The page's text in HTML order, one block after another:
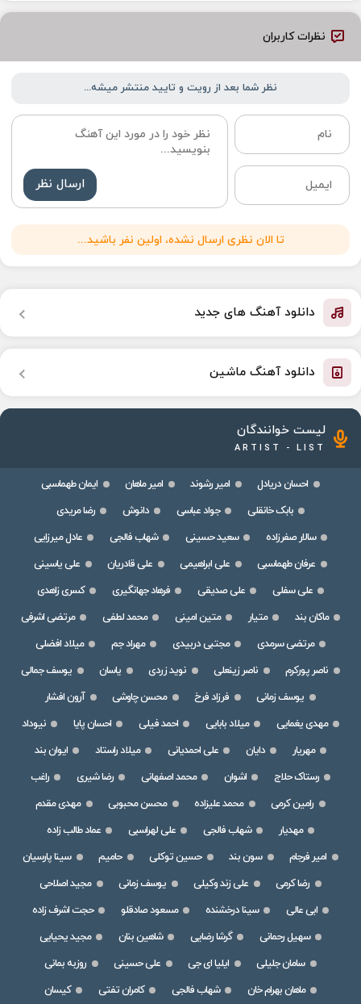
نظرات کاربران
نظر شما بعد از رویت و تایید منتشر میشه...
ارسال نظر
تا الان نظری ارسال نشده، اولین نفر باشید...
دانلود آهنگ های جدید
دانلود آهنگ ماشین
لیست خوانندگان
ARTIST - LIST
احسان دریادل امیر رشوند امیر ماهان
ایمان طهماسبی
بابک خانقلی
جواد عباسی دانوش
رضا مریدی
سالار صفرزاده
سعید حسینی شهاب فالجی
عادل میرزایی
عرفان طهماسبی
علی ابراهیمی علی قادریان
علی یاسینی
علی سفلی
علی صدیقی فرهاد جهانگیری
کسری زاهدی
ماکان بند
متیار متین امینی محمد لطفی
مرتضی اشرفی
مرتضی سرمدی
مجتبی دربیدی مهراد جم
میلاد افضلی
ناصر پورکرم
ناصر زینعلی نوید زردی یاسان
یوسف جمالی
یوسف زمانی
فرزاد فرخ محسن چاوشی
آرون افشار
مهدی یغمایی
میلاد بابایی احمد فیلی احسان پایا
نیوداد
مهریار
دایان علی احمدیانی میلاد راستاد
ایوان بند
رستاک حلاج
اشوان محمد اصفهانی رضا شیری
راغب
رامین کرمی
محمد علیزاده محسن محبوبی
مهدی مقدم
مهدیار
شهاب فالجی علی لهراسبی
عماد طالب زاده
امیر فرجام
سون بند حسین توکلی حامیم
سینا پارسیان
رضا کرمی
علی زند وکیلی یوسف زمانی
مجید اصلاحی
ابی عالی
سینا درخشنده مسعود صادقلو
حجت اشرف زاده
سهیل رحمانی
گرشا رضایی شاهین بنان
مجید یحیایی
سامان جلیلی
ایلیا ای جی علی حسینی
روزبه بمانی
ماهان بهرام خان
شهاب فالجی کامران تفتی کیسان